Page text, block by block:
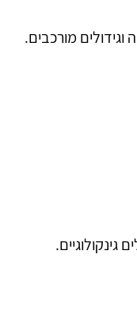
מורכבים.
גינקולוגיים.